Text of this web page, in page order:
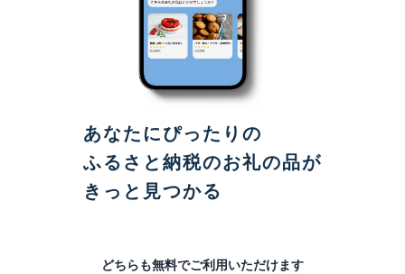
あなたにぴったりの
ふるさと納税のお礼の品が
きっと見つかる
どちらも無料でご利用いただけます